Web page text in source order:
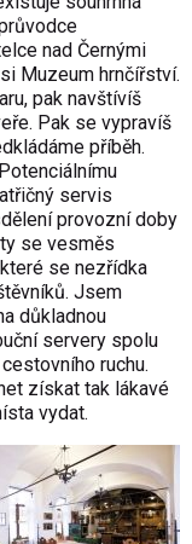
nad Černými
Muzeum hrnčířství.
pak navštívíš
Pak se vypravíš
příběh.
servis
provozní doby
se vesměs
se nezřídka
Jsem
důkladnou
servery spolu
ruchu.
získat tak lákavé
vydat.